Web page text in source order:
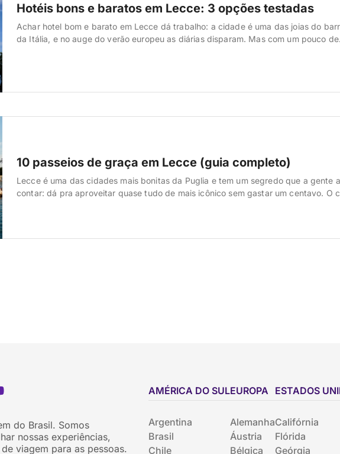
Hotéis bons e baratos em Lecce: 3 opções testadas
Achar hotel bom e barato em Lecce dá trabalho: a cidade é uma das joias do
da Itália, e no auge do verão europeu as diárias disparam. Mas com um pouco de
10 passeios de graça em Lecce (guia completo)
Lecce é uma das cidades mais bonitas da Puglia e tem um segredo que a gente
contar: dá pra aproveitar quase tudo de mais icônico sem gastar um centavo. O
do Brasil. Somos
nossas experiências,
viagem para as pessoas.
AMÉRICA DO SUL
Argentina
Brasil
Chile
EUROPA
Alemanha
Áustria
Bélgica
ESTADOS
Califórnia
Flórida
Geórgia